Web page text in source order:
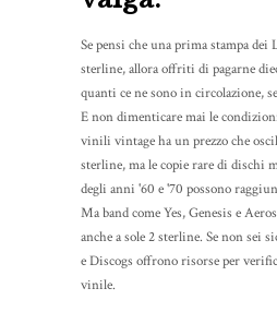
Se pensi che una prima stampa dei
sterline, allora offriti di pagarne
quanti ce ne sono in circolazione,
E non dimenticare mai le
vinili vintage ha un prezzo che
sterline, ma le copie rare di dischi
degli anni '60 e '70 possono
Ma band come Yes, Genesis e
anche a sole 2 sterline. Se non sei
e Discogs offrono risorse per
vinile.